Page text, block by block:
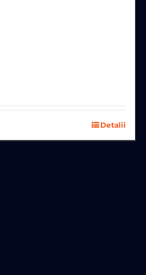
Detalii